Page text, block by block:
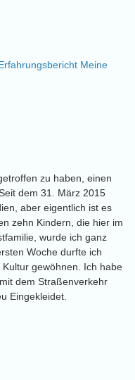
Meine
zu haben, einen
dem 31. März 2015
aber eigentlich ist es
zehn Kindern, die hier im
wurde ich ganz
Woche durfte ich
gewöhnen. Ich habe
dem Straßenverkehr
Eingekleidet.